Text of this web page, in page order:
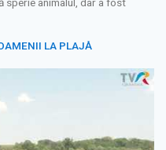
sperie animalul, dar a fost
LA PLAJĂ